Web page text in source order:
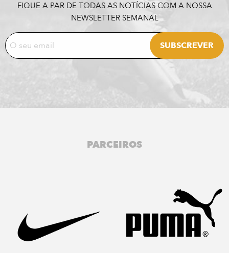
FIQUE A PAR DE TODAS AS NOTÍCIAS COM A NOSSA
NEWSLETTER SEMANAL
PARCEIROS